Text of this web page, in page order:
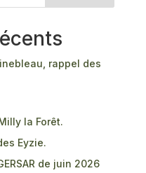
rappel des
la Forêt.
Eyzie.
de juin 2026